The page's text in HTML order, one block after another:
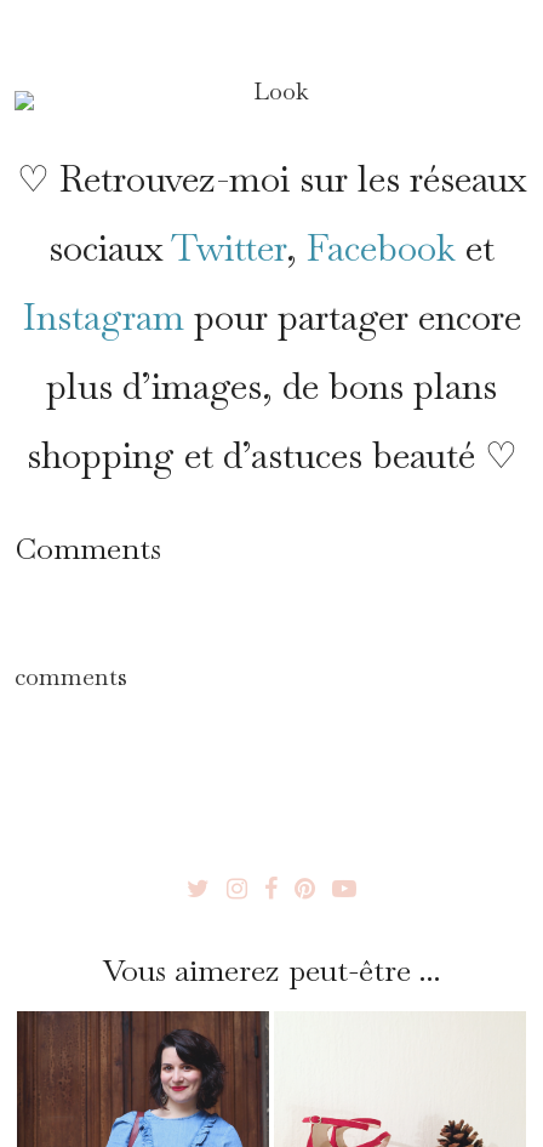
♡ Retrouvez-moi sur les réseaux
sociauxTwitter, Facebook et
Instagrampour partager encore
plus d’images, de bons plans
shopping et d’astuces beauté ♡
Comments
comments
Vous aimerez peut-être ...